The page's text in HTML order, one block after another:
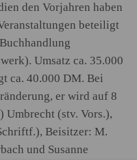
den Vorjahren haben
beteiligt
Umsatz ca. 35.000
ca. 40.000 DM. Bei
er wird auf 8
Umbrecht (stv. Vors.),
Beisitzer: M.
und Susanne